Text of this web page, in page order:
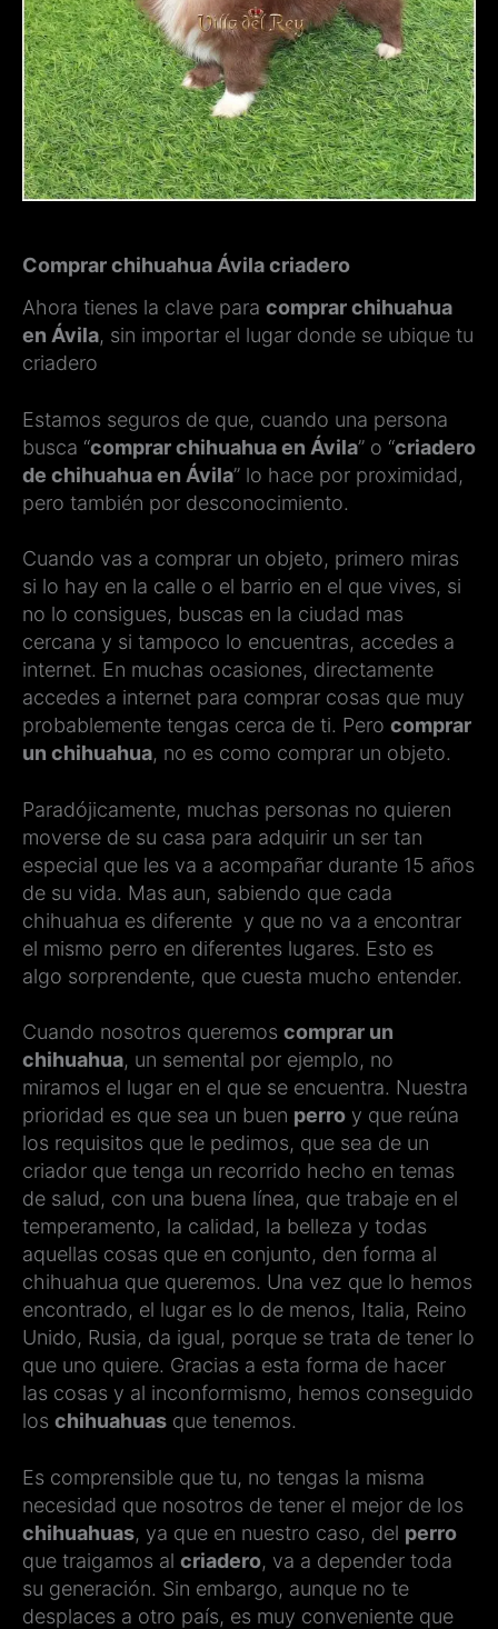
Comprar chihuahua Ávila criadero
Ahora tienes la clave para comprar chihuahua
en Ávila, sin importar el lugar donde se ubique tu
criadero
Estamos seguros de que, cuando una persona
busca “comprar chihuahua en Ávila” o “criadero
de chihuahua en Ávila” lo hace por proximidad,
pero también por desconocimiento.
Cuando vas a comprar un objeto, primero miras
si lo hay en la calle o el barrio en el que vives, si
no lo consigues, buscas en la ciudad mas
cercana y si tampoco lo encuentras, accedes a
internet. En muchas ocasiones, directamente
accedes a internet para comprar cosas que muy
probablemente tengas cerca de ti. Pero comprar
un chihuahua, no es como comprar un objeto.
Paradójicamente, muchas personas no quieren
moverse de su casa para adquirir un ser tan
especial que les va a acompañar durante 15 años
de su vida. Mas aun, sabiendo que cada
chihuahua es diferente y que no va a encontrar
el mismo perro en diferentes lugares. Esto es
algo sorprendente, que cuesta mucho entender.
Cuando nosotros queremos comprar un
chihuahua, un semental por ejemplo, no
miramos el lugar en el que se encuentra. Nuestra
prioridad es que sea un buen perro y que reúna
los requisitos que le pedimos, que sea de un
criador que tenga un recorrido hecho en temas
de salud, con una buena línea, que trabaje en el
temperamento, la calidad, la belleza y todas
aquellas cosas que en conjunto, den forma al
chihuahua que queremos. Una vez que lo hemos
encontrado, el lugar es lo de menos, Italia, Reino
Unido, Rusia, da igual, porque se trata de tener lo
que uno quiere. Gracias a esta forma de hacer
las cosas y al inconformismo, hemos conseguido
los chihuahuas que tenemos.
Es comprensible que tu, no tengas la misma
necesidad que nosotros de tener el mejor de los
chihuahuas, ya que en nuestro caso, del perro
que traigamos al criadero, va a depender toda
su generación. Sin embargo, aunque no te
desplaces a otro país, es muy conveniente que